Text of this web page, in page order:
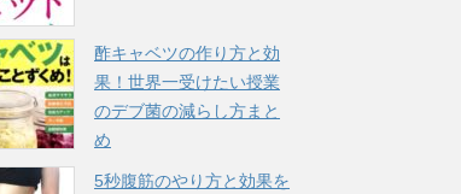
酢キャベツの作り方と効
果！世界一受けたい授業
のデブ菌の減らし方まと
め
5秒腹筋のやり方と効果を